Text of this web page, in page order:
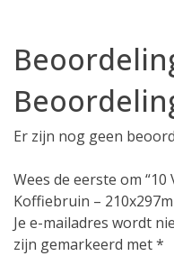
Er zijn nog geen
Wees de eerste om “10
Koffiebruin –
Je e-mailadres wordt
zijn gemarkeerd met*